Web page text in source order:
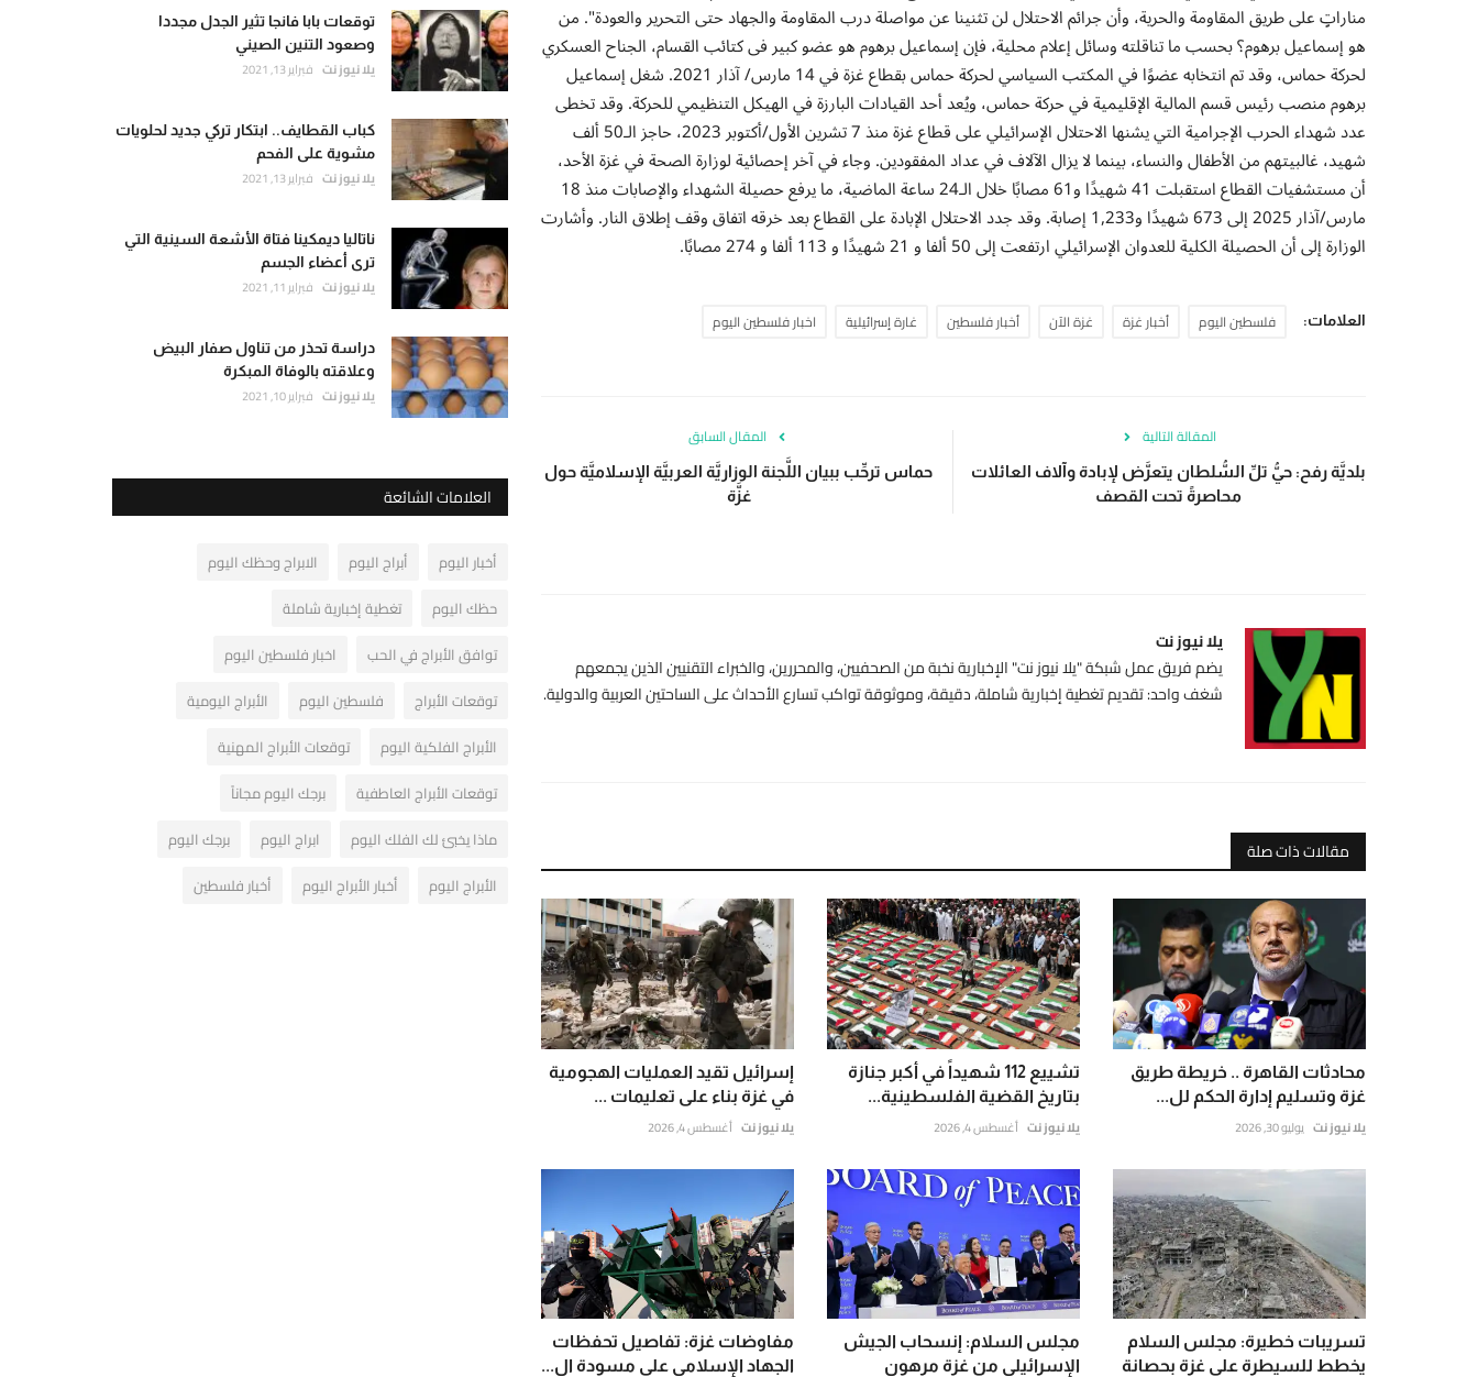
مناراتٍ على طريق المقاومة والحرية، وأن جرائم الاحتلال لن تثنينا عن مواصلة درب المقاومة والجهاد حتى التحرير والعودة". من
هو إسماعيل برهوم؟ بحسب ما تناقلته وسائل إعلام محلية، فإن إسماعيل برهوم هو عضو كبير فى كتائب القسام، الجناح العسكري
لحركة حماس، وقد تم انتخابه عضوًا في المكتب السياسي لحركة حماس بقطاع غزة في 14 مارس/ آذار 2021. شغل إسماعيل
برهوم منصب رئيس قسم المالية الإقليمية في حركة حماس، ويُعد أحد القيادات البارزة في الهيكل التنظيمي للحركة. وقد تخطى
عدد شهداء الحرب الإجرامية التي يشنها الاحتلال الإسرائيلي على قطاع غزة منذ 7 تشرين الأول/أكتوبر 2023، حاجز الـ50 ألف
شهيد، غالبيتهم من الأطفال والنساء، بينما لا يزال الآلاف في عداد المفقودين. وجاء في آخر إحصائية لوزارة الصحة في غزة الأحد،
أن مستشفيات القطاع استقبلت 41 شهيدًا و61 مصابًا خلال الـ24 ساعة الماضية، ما يرفع حصيلة الشهداء والإصابات منذ 18
مارس/آذار 2025 إلى 673 شهيدًا و1,233 إصابة. وقد جدد الاحتلال الإبادة على القطاع بعد خرقه اتفاق وقف إطلاق النار. وأشارت
الوزارة إلى أن الحصيلة الكلية للعدوان الإسرائيلي ارتفعت إلى 50 ألفا و 21 شهيدًا و 113 ألفا و 274 مصابًا.
العلامات: فلسطين اليوم أخبار غزة غزة الآن أخبار فلسطين غارة إسرائيلية اخبار فلسطين اليوم
المقال السابق
حماس ترحِّب ببيان اللَّجنة الوزاريَّة العربيَّة الإسلاميَّة حول
غزَّة
المقالة التالية
بلديَّة رفح: حيُّ تلِّ السُّلطان يتعرَّض لإبادة وآلاف العائلات
محاصرةً تحت القصف
يلا نيوز نت
يضم فريق عمل شبكة "يلا نيوز نت" الإخبارية نخبة من الصحفيين، والمحررين، والخبراء التقنيين الذين يجمعهم
شغف واحد: تقديم تغطية إخبارية شاملة، دقيقة، وموثوقة تواكب تسارع الأحداث على الساحتين العربية والدولية.
مقالات ذات صلة
محادثات القاهرة .. خريطة طريق
غزة وتسليم إدارة الحكم لل...
يلا نيوز نت يوليو 30, 2026
تشييع 112 شهيداً في أكبر جنازة
بتاريخ القضية الفلسطينية...
يلا نيوز نت أغسطس 4, 2026
إسرائيل تقيد العمليات الهجومية
في غزة بناء على تعليمات ...
يلا نيوز نت أغسطس 4, 2026
تسريبات خطيرة: مجلس السلام
يخطط للسيطرة على غزة بحصانة
مجلس السلام: إنسحاب الجيش
الإسرائيلي من غزة مرهون
مفاوضات غزة: تفاصيل تحفظات
الجهاد الإسلامي على مسودة ال...
توقعات بابا فانجا تثير الجدل مجددا
وصعود التنين الصيني
يلا نيوز نت فبراير 13, 2021
كباب القطايف.. ابتكار تركي جديد لحلويات
مشوية على الفحم
يلا نيوز نت فبراير 13, 2021
ناتاليا ديمكينا فتاة الأشعة السينية التي
ترى أعضاء الجسم
يلا نيوز نت فبراير 11, 2021
دراسة تحذر من تناول صفار البيض
وعلاقته بالوفاة المبكرة
يلا نيوز نت فبراير 10, 2021
العلامات الشائعة
أخبار اليوم أبراج اليوم
الابراج وحظك اليوم
حظك اليوم
تغطية إخبارية شاملة
توافق الأبراج في الحب
اخبار فلسطين اليوم
توقعات الأبراج
فلسطين اليوم
الأبراج اليومية
الأبراج الفلكية اليوم
توقعات الأبراج المهنية
توقعات الأبراج العاطفية
برجك اليوم مجاناً
ماذا يخبئ لك الفلك اليوم
ابراج اليوم
برجك اليوم
الأبراج اليوم
أخبار الأبراج اليوم أخبار فلسطين